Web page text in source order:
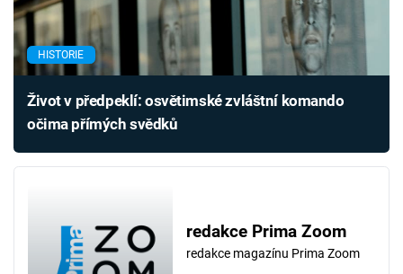
HISTORIE
Život v předpeklí: osvětimské zvláštní komando
očima přímých svědků
redakce Prima Zoom
redakce magazínu Prima Zoom